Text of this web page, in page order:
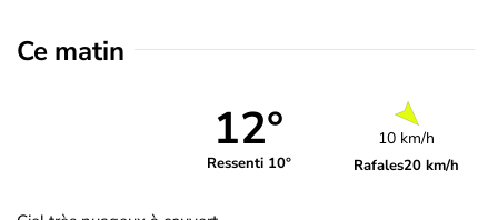
Ce matin
12°
Ressenti 10°
10 km/h
Rafales20 km/h